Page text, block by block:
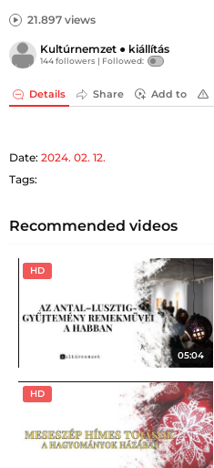
21.897 views
Kultúrnemzet ● kiállítás
144 followers | Followed:
Details Share Add to
Date: 2024. 02. 12.
Tags:
Recommended videos
HD
05:04
HD